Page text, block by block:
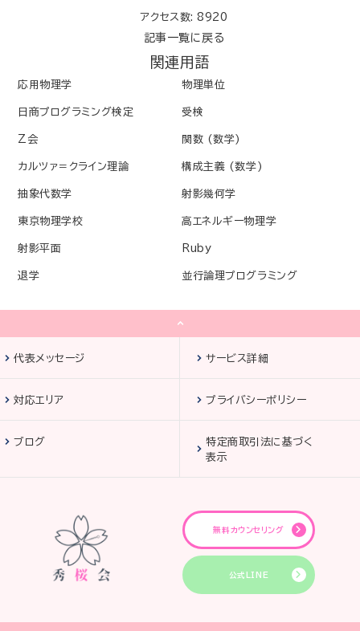
アクセス数: 8920
記事一覧に戻る
関連用語
応用物理学 物理単位
日商プログラミング検定 受検
Z会 関数 (数学)
カルツァ＝クライン理論 構成主義 (数学)
抽象代数学 射影幾何学
東京物理学校 高エネルギー物理学
射影平面 Ruby
退学 並行論理プログラミング
代表メッセージ サービス詳細
対応エリア プライバシーポリシー
ブログ
特定商取引法に基づく
表示
無料カウンセリング
公式LINE